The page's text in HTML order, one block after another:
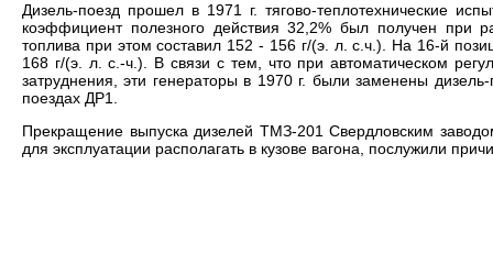
Дизель-поезд прошел в 1971 г. тягово-теплотехнические
коэффициент полезного действия 32,2% был получен при
топлива при этом составил 152 - 156 г/(э. л. с.ч.). На 16-й
168 г/(э. л. с.-ч.). В связи с тем, что при автоматическом
затруднения, эти генераторы в 1970 г. были заменены
поездах ДР1.
Прекращение выпуска дизелей ТМЗ-201 Свердловским
для эксплуатации располагать в кузове вагона, послужили